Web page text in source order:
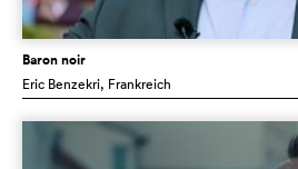
Baron noir
Eric Benzekri, Frankreich